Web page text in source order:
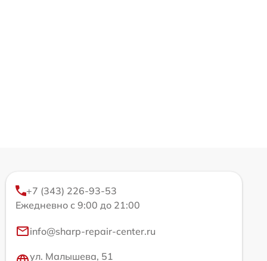
+7 (343) 226-93-53
Ежедневно с 9:00 до 21:00
info@sharp-repair-center.ru
ул. Малышева, 51